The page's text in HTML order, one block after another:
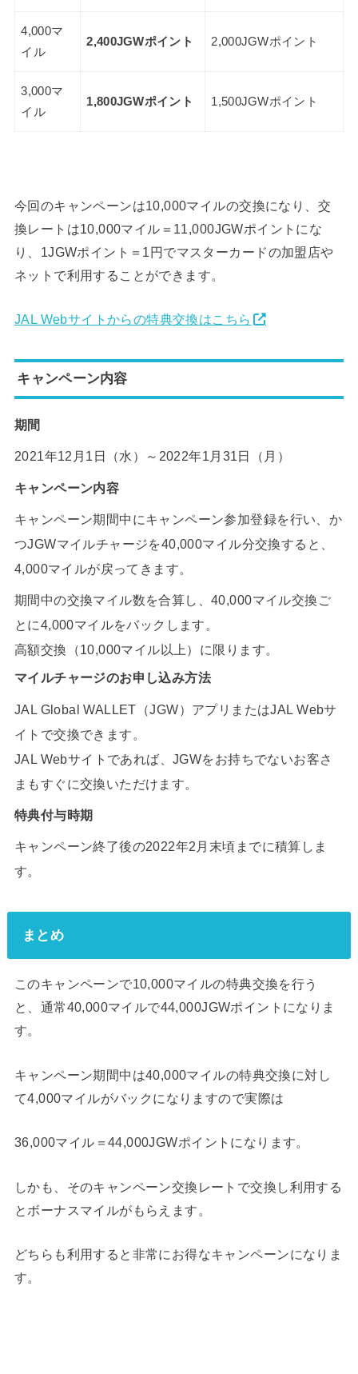
4,000マ
イル
2,400JGWポイント 2,000JGWポイント
3,000マ
イル
1,800JGWポイント 1,500JGWポイント
今回のキャンペーンは10,000マイルの交換になり、交
換レートは10,000マイル＝11,000JGWポイントにな
り、1JGWポイント＝1円でマスターカードの加盟店や
ネットで利用することができます。
JAL Webサイトからの特典交換はこちら
キャンペーン内容
期間
2021年12月1日（水）～2022年1月31日（月）
キャンペーン内容
キャンペーン期間中にキャンペーン参加登録を行い、か
つJGWマイルチャージを40,000マイル分交換すると、
4,000マイルが戻ってきます。
期間中の交換マイル数を合算し、40,000マイル交換ご
とに4,000マイルをバックします。
高額交換（10,000マイル以上）に限ります。
マイルチャージのお申し込み方法
JAL Global WALLET（JGW）アプリまたはJAL Webサ
イトで交換できます。
JAL Webサイトであれば、JGWをお持ちでないお客さ
まもすぐに交換いただけます。
特典付与時期
キャンペーン終了後の2022年2月末頃までに積算しま
す。
まとめ
このキャンペーンで10,000マイルの特典交換を行う
と、通常40,000マイルで44,000JGWポイントになりま
す。
キャンペーン期間中は40,000マイルの特典交換に対し
て4,000マイルがバックになりますので実際は
36,000マイル＝44,000JGWポイントになります。
しかも、そのキャンペーン交換レートで交換し利用する
とボーナスマイルがもらえます。
どちらも利用すると非常にお得なキャンペーンになりま
す。